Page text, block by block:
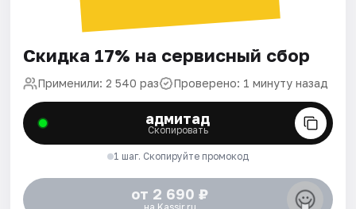
Скидка 17% на сервисный сбор
Применили: 2 540 раз Проверено: 1 минуту назад
адмитад
Скопировать
1 шаг. Скопируйте промокод
от 2 690 ₽